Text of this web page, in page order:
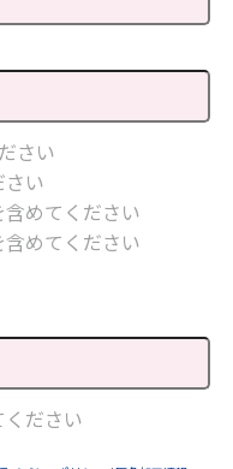
さい
い
めてください
めてください
ださい